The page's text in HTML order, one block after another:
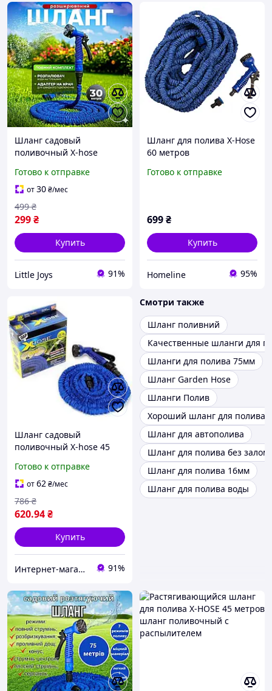
Шланг садовый
поливочный X-hose
метров с распылителем 7
режимов распыления
Готово к отправке
от30₴/мес
299₴
499 ₴
Купить
Little Joys 91%
Шланг для полива X-Hose
60 метров
Готово к отправке
699₴
Купить
Homeline 95%
Шланг садовый
поливочный X-hose 45
Водораспылителем
Готово к отправке
от62₴/мес
620.94₴
786 ₴
Купить
Интернет-магазин "Техномаг" 91%
Смотри также
Шланг поливний
Качественные шланги для
Шланги для полива 75мм
Шланг Garden Hose
Шланги Полив
Хороший шланг для полива
Шланг для автополива
Шланг для полива без
Шланг для полива 16мм
Шланг для полива воды